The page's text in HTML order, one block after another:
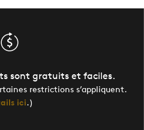
sont gratuits et faciles.
restrictions s’appliquent.
ici.)